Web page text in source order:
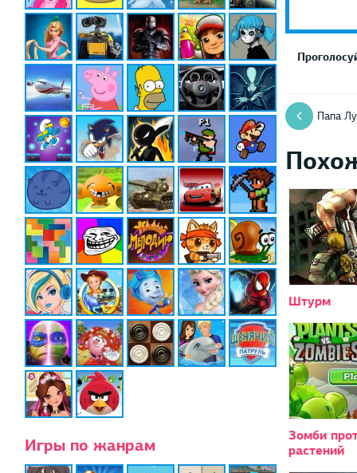
Игры по жанрам
Папа
Штурм
Зомби
растений